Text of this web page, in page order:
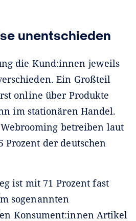
unentschieden
die Kund:innen jeweils
Ein Großteil
online über Produkte
im stationären Handel.
betreiben laut
Prozent der deutschen
ist mit 71 Prozent fast
sogenannten
Konsument:innen Artikel